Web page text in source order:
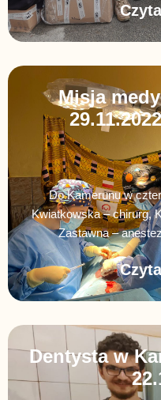
Misja
Do Kamerunu w
Kwiatkowska – chirurg,
Zastawna –
Dentysta w